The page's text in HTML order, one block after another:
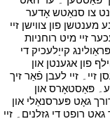
צו סנאַטש אָדער
פון צווישן זיי
זיי מיט רוחניות
קייַלעכיק די
פון אגענטן און
זיי לעבן פֿאַר זיך
פּאַסטאָרס און
גאָט פּערסנאַלי און
רופט די גזלנים۔ זיי